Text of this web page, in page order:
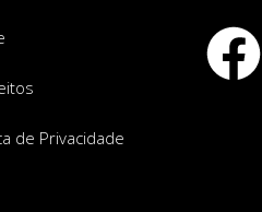
de Privacidade